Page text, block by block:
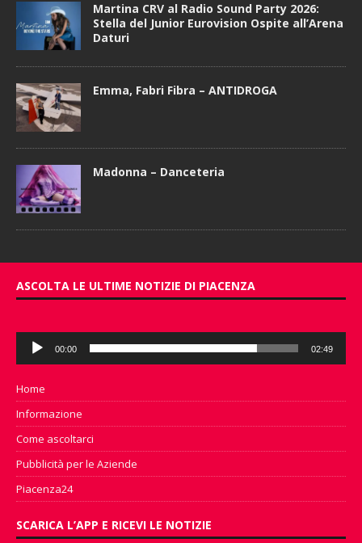
Martina CRV al Radio Sound Party 2026:
Stella del Junior Eurovision Ospite all’Arena
Daturi
Emma, Fabri Fibra – ANTIDROGA
Madonna – Danceteria
ASCOLTA LE ULTIME NOTIZIE DI PIACENZA
Audio
Player
00:00 02:49
Home
Informazione
Come ascoltarci
Pubblicità per le Aziende
Piacenza24
SCARICA L’APP E RICEVI LE NOTIZIE